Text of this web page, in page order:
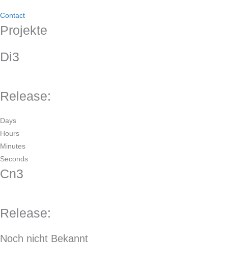
Contact
Projekte
Di3
Release:
Days
Hours
Minutes
Seconds
Cn3
Release:
Noch nicht Bekannt